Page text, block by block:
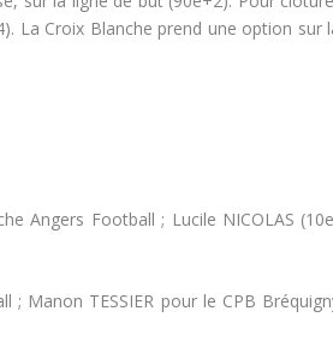
La Croix Blanche prend une option sur
Angers Football ; Lucile NICOLAS
; Manon TESSIER pour le CPB